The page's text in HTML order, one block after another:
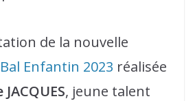
de la nouvelle
Bal Enfantin 2023 réalisée
, jeune talent